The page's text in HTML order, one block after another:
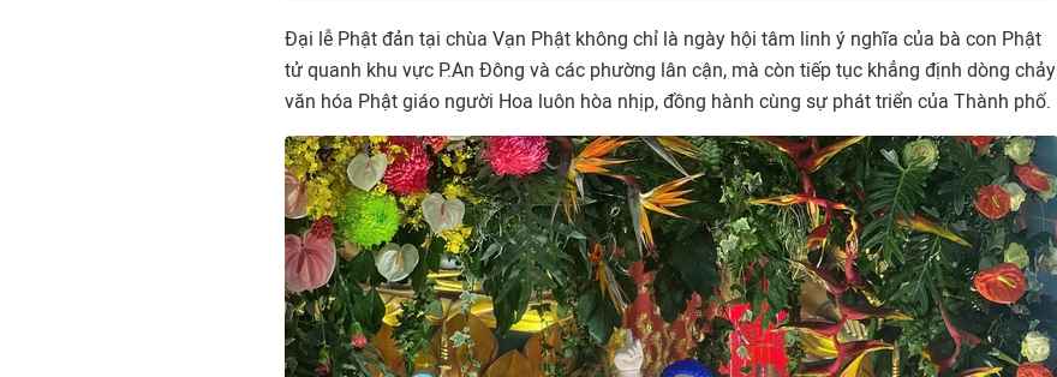
Đại lễ Phật đản tại chùa Vạn Phật không chỉ là ngày hội tâm linh ý nghĩa của bà con Phật
tử quanh khu vực P.An Đông và các phường lân cận, mà còn tiếp tục khẳng định dòng chảy
văn hóa Phật giáo người Hoa luôn hòa nhịp, đồng hành cùng sự phát triển của Thành phố.